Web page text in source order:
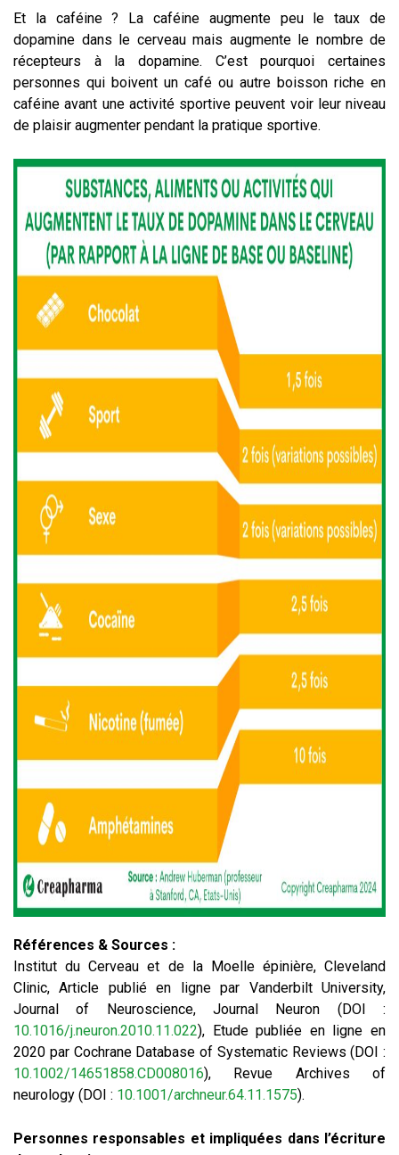
Et la caféine ? La caféine augmente peu le taux de
dopamine dans le cerveau mais augmente le nombre de
récepteurs à la dopamine. C’est pourquoi certaines
personnes qui boivent un café ou autre boisson riche en
caféine avant une activité sportive peuvent voir leur niveau
de plaisir augmenter pendant la pratique sportive.
Références & Sources :
Institut du Cerveau et de la Moelle épinière, Cleveland
Clinic, Article publié en ligne par Vanderbilt University,
Journal of Neuroscience, Journal Neuron (DOI :
10.1016/j.neuron.2010.11.022), Etude publiée en ligne en
2020 par Cochrane Database of Systematic Reviews (DOI :
10.1002/14651858.CD008016), Revue Archives of
neurology (DOI : 10.1001/archneur.64.11.1575).
Personnes responsables et impliquées dans l’écriture